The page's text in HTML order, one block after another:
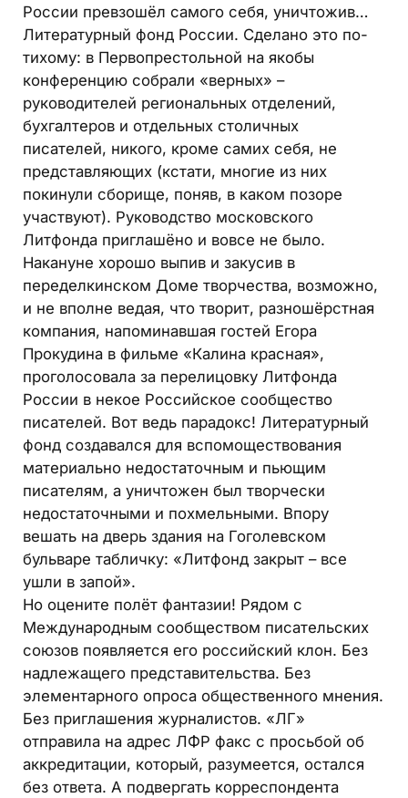
России превзошёл самого себя, уничтожив…
Литературный фонд России. Сделано это по-
тихому: в Первопрестольной на якобы
конференцию собрали «верных» –
руководителей региональных отделений,
бухгалтеров и отдельных столичных
писателей, никого, кроме самих себя, не
представляющих (кстати, многие из них
покинули сборище, поняв, в каком позоре
участвуют). Руководство московского
Литфонда приглашёно и вовсе не было.
Накануне хорошо выпив и закусив в
переделкинском Доме творчества, возможно,
и не вполне ведая, что творит, разношёрстная
компания, напоминавшая гостей Егора
Прокудина в фильме «Калина красная»,
проголосовала за перелицовку Литфонда
России в некое Российское сообщество
писателей. Вот ведь парадокс! Литературный
фонд создавался для вспомоществования
материально недостаточным и пьющим
писателям, а уничтожен был творчески
недостаточными и похмельными. Впору
вешать на дверь здания на Гоголевском
бульваре табличку: «Литфонд закрыт – все
ушли в запой».
Но оцените полёт фантазии! Рядом с
Международным сообществом писательских
союзов появляется его российский клон. Без
надлежащего представительства. Без
элементарного опроса общественного мнения.
Без приглашения журналистов. «ЛГ»
отправила на адрес ЛФР факс с просьбой об
аккредитации, который, разумеется, остался
без ответа. А подвергать корреспондента